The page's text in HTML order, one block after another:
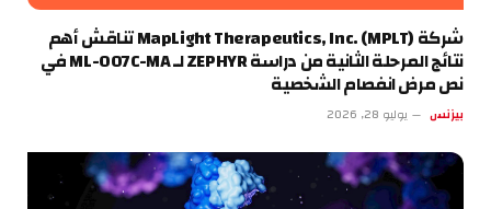
شركة MapLight Therapeutics, Inc. (MPLT) تناقش أهم
نتائج المرحلة الثانية من دراسة ZEPHYR لـ ML-007C-MA في
نص مرض انفصام الشخصية
بيزنس يوليو 28, 2026